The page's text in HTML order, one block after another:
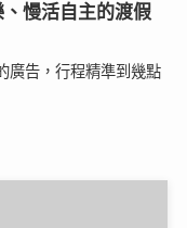
慢活自主的渡假
廣告，行程精準到幾點